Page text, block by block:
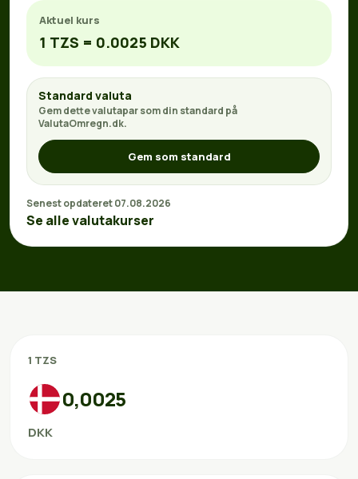
Aktuel kurs
1 TZS = 0.0025 DKK
Standard valuta
Gem dette valutapar som din standard på
ValutaOmregn.dk.
Gem som standard
Senest opdateret 07.08.2026
Se alle valutakurser
1 TZS
0,0025
DKK